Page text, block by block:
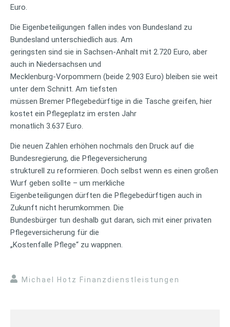
Euro.
Die Eigenbeteiligungen fallen indes von Bundesland zu
Bundesland unterschiedlich aus. Am
geringsten sind sie in Sachsen-Anhalt mit 2.720 Euro, aber
auch in Niedersachsen und
Mecklenburg-Vorpommern (beide 2.903 Euro) bleiben sie weit
unter dem Schnitt. Am tiefsten
müssen Bremer Pflegebedürftige in die Tasche greifen, hier
kostet ein Pflegeplatz im ersten Jahr
monatlich 3.637 Euro.
Die neuen Zahlen erhöhen nochmals den Druck auf die
Bundesregierung, die Pflegeversicherung
strukturell zu reformieren. Doch selbst wenn es einen großen
Wurf geben sollte – um merkliche
Eigenbeteiligungen dürften die Pflegebedürftigen auch in
Zukunft nicht herumkommen. Die
Bundesbürger tun deshalb gut daran, sich mit einer privaten
Pflegeversicherung für die
„Kostenfalle Pflege“ zu wappnen.
Michael Hotz Finanzdienstleistungen